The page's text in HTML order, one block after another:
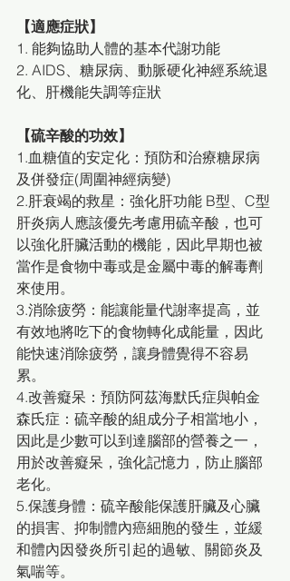
【適應症狀】
1. 能夠協助人體的基本代謝功能
2. AIDS、糖尿病、動脈硬化神經系統退
化、肝機能失調等症狀
【硫辛酸的功效】
1.血糖值的安定化：預防和治療糖尿病
及併發症(周圍神經病變)
2.肝衰竭的救星：強化肝功能 B型、C型
肝炎病人應該優先考慮用硫辛酸，也可
以強化肝臟活動的機能，因此早期也被
當作是食物中毒或是金屬中毒的解毒劑
來使用。
3.消除疲勞：能讓能量代謝率提高，並
有效地將吃下的食物轉化成能量，因此
能快速消除疲勞，讓身體覺得不容易
累。
4.改善癡呆：預防阿茲海默氏症與帕金
森氏症：硫辛酸的組成分子相當地小，
因此是少數可以到達腦部的營養之一，
用於改善癡呆，強化記憶力，防止腦部
老化。
5.保護身體：硫辛酸能保護肝臟及心臟
的損害、抑制體內癌細胞的發生，並緩
和體內因發炎所引起的過敏、關節炎及
氣喘等。